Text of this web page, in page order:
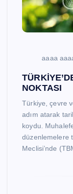
aaaa
NOKTASI
Türkiye, çevre
adım atarak
koydu.
düzenlemelere
Meclisi’nde